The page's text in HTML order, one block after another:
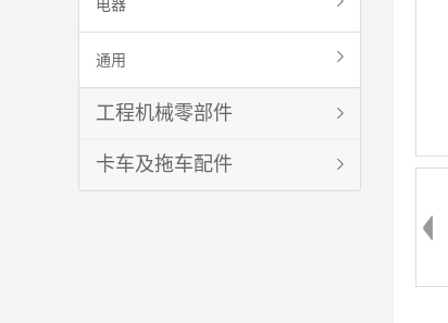
电器
通用
工程机械零部件
卡车及拖车配件